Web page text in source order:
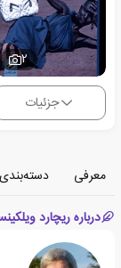
2
جزئیات
معرفی دسته‌بندی
درباره ریچارد